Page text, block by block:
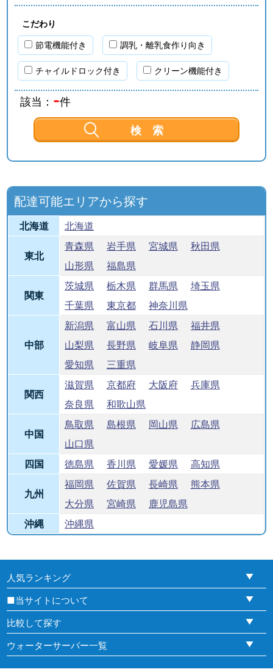
こだわり
節電機能付き 調乳・離乳食作り向き
チャイルドロック付き クリーン機能付き
該当： -件
配達可能エリアから探す
北海道 北海道
東北
青森県 岩手県 宮城県
秋田県
山形県
福島県
関東
茨城県 栃木県 群馬県
埼玉県
千葉県
東京都 神奈川県
中部
新潟県 富山県 石川県
福井県
山梨県
長野県 岐阜県
静岡県
愛知県
三重県
関西
滋賀県 京都府 大阪府
兵庫県
奈良県
和歌山県
中国
鳥取県 島根県 岡山県
広島県
山口県
四国
徳島県 香川県 愛媛県 高知県
九州
福岡県 佐賀県 長崎県
熊本県
大分県
宮崎県
鹿児島県
沖縄
沖縄県
人気ランキング
■当サイトについて
比較して探す
ウォーターサーバー一覧